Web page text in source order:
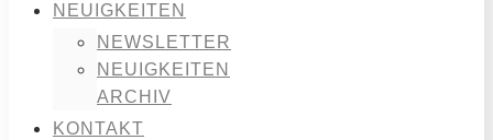
NEUIGKEITEN
NEWSLETTER
NEUIGKEITEN
ARCHIV
KONTAKT